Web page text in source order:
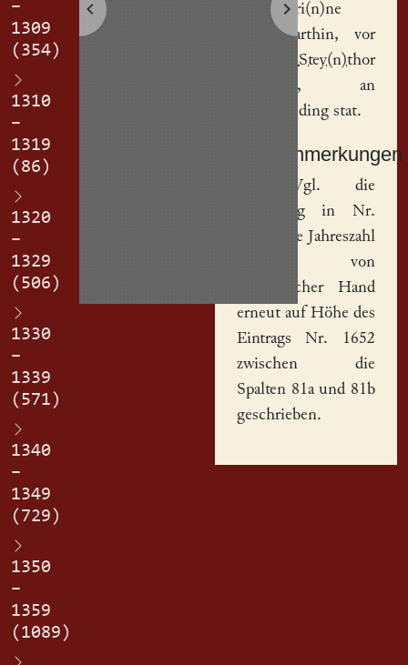
–
1309
(354)
1310
–
1319
(86)
1320
–
1329
(506)
1330
–
1339
(571)
1340
–
1349
(729)
1350
–
1359
(1089)
Kreczmeri(n)ne
ey(n)garthin, vor
demStey(n)thor
gelegi(n), an
recht(er) ding stat.
Sachanmerkungen
] Vgl. die
Datierung in Nr.
1652. Die Jahreszahl
wurde von
neuzeitlicher Hand
erneut auf Höhe des
Eintrags Nr. 1652
zwischen die
Spalten 81a und 81b
geschrieben.